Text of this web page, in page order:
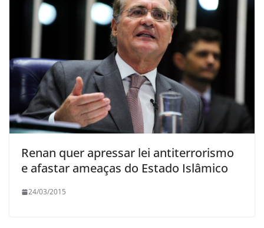
Renan quer apressar lei antiterrorismo
e afastar ameaças do Estado Islâmico
24/03/2015